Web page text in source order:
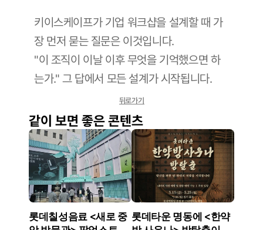
키이스케이프가 기업 워크샵을 설계할 때 가
장 먼저 묻는 질문은 이것입니다.
"이 조직이 이날 이후 무엇을 기억했으면 하
는가." 그 답에서 모든 설계가 시작됩니다.
뒤로가기
같이 보면 좋은 콘텐츠
롯데칠성음료 <새로 중 롯데타운 명동에 <한약